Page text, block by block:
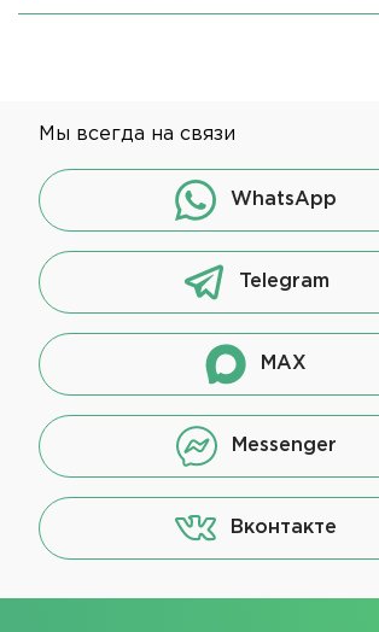
Мы всегда на связи
WhatsApp
Telegram
MAX
Messenger
Вконтакте